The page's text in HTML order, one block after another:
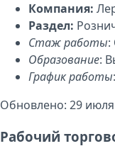
Компания:
Раздел:
Стаж работы:
Образование:
График работы
Обновлено: 29 июля
Рабочий